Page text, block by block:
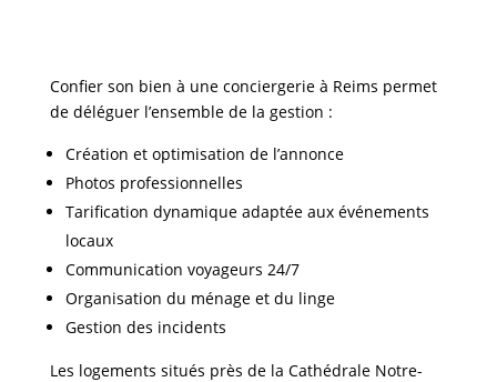
Confier son bien à une conciergerie à Reims permet
de déléguer l’ensemble de la gestion :
Création et optimisation de l’annonce
Photos professionnelles
Tarification dynamique adaptée aux événements
locaux
Communication voyageurs 24/7
Organisation du ménage et du linge
Gestion des incidents
Les logements situés près de la Cathédrale Notre-